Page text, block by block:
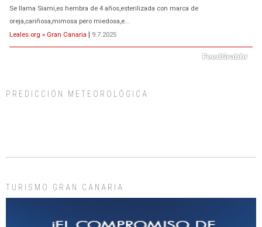
Se llama Siami,es hembra de 4 años,esterilizada con marca de
oreja,cariñosa,mimosa pero miedosa,e...
Leales.org » Gran Canaria | 9.7.2025
días, ella incluida...
PREDICCIÓN METEOROLÓGICA
TURISMO GRAN CANARIA